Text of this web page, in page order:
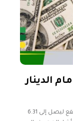
الدينار
أعلن مصرف ليبيا المركزي أن سعر صرف الدولار ارتفع ليصل إلى 6.31